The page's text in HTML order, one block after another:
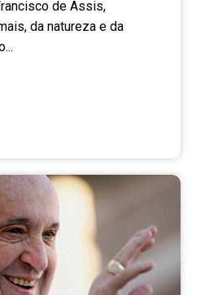
de Assis,
da natureza e da